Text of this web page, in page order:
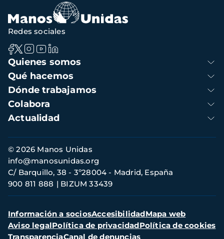
Navegación
principal
Quienes somos
Qué hacemos
Dónde trabajamos
Colabora
Actualidad
Redes sociales
Información
de
contacto
© 2026 Manos Unidas
C/ Barquillo, 38 - 3º28004 - Madrid, España
900 811 888
BIZUM 33439
info@manosunidas.org
Menú
secundario
Información a sociosAccesibilidadMapa web
Aviso legalPolítica de privacidadPolítica de cookies
TransparenciaCanal de denuncias